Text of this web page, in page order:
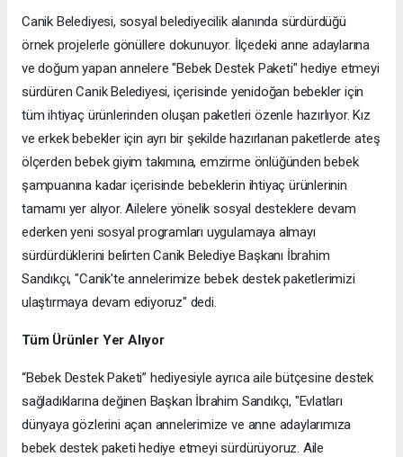
Canik Belediyesi, sosyal belediyecilik alanında sürdürdüğü
örnek projelerle gönüllere dokunuyor. İlçedeki anne adaylarına
ve doğum yapan annelere "Bebek Destek Paketi" hediye etmeyi
sürdüren Canik Belediyesi, içerisinde yenidoğan bebekler için
tüm ihtiyaç ürünlerinden oluşan paketleri özenle hazırlıyor. Kız
ve erkek bebekler için ayrı bir şekilde hazırlanan paketlerde ateş
ölçerden bebek giyim takımına, emzirme önlüğünden bebek
şampuanına kadar içerisinde bebeklerin ihtiyaç ürünlerinin
tamamı yer alıyor. Ailelere yönelik sosyal desteklere devam
ederken yeni sosyal programları uygulamaya almayı
sürdürdüklerini belirten Canik Belediye Başkanı İbrahim
Sandıkçı, "Canik'te annelerimize bebek destek paketlerimizi
ulaştırmaya devam ediyoruz" dedi.
Tüm Ürünler Yer Alıyor
“Bebek Destek Paketi” hediyesiyle ayrıca aile bütçesine destek
sağladıklarına değinen Başkan İbrahim Sandıkçı, "Evlatları
dünyaya gözlerini açan annelerimize ve anne adaylarımıza
bebek destek paketi hediye etmeyi sürdürüyoruz. Aile